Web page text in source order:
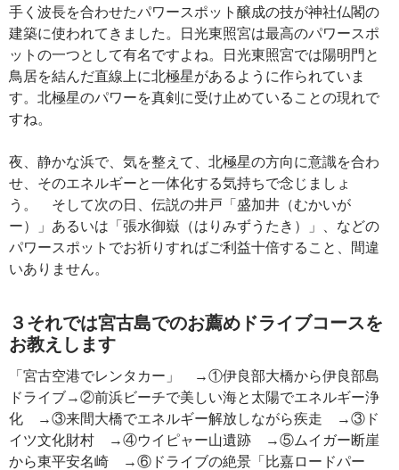
手く波長を合わせたパワースポット醸成の技が神社仏閣の
建築に使われてきました。日光東照宮は最高のパワースポ
ットの一つとして有名ですよね。日光東照宮では陽明門と
鳥居を結んだ直線上に北極星があるように作られていま
す。北極星のパワーを真剣に受け止めていることの現れで
すね。
夜、静かな浜で、気を整えて、北極星の方向に意識を合わ
せ、そのエネルギーと一体化する気持ちで念じましょ
う。 そして次の日、伝説の井戸「盛加井（むかいが
ー）」あるいは「張水御嶽（はりみずうたき）」、などの
パワースポットでお祈りすればご利益十倍すること、間違
いありません。
３それでは宮古島でのお薦めドライブコースを
お教えします
「宮古空港でレンタカー」 →①伊良部大橋から伊良部島
ドライブ→②前浜ビーチで美しい海と太陽でエネルギー浄
化 →③来間大橋でエネルギー解放しながら疾走 →③ド
イツ文化財村 →④ウイピャー山遺跡 →⑤ムイガー断崖
から東平安名崎 →⑥ドライブの絶景「比嘉ロードパー